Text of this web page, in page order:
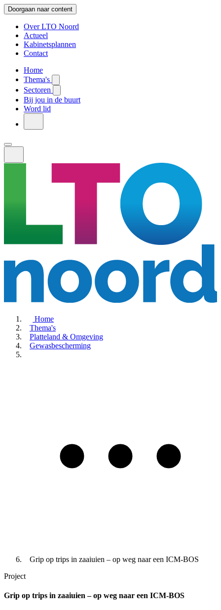
Doorgaan naar content
Over LTO Noord
Actueel
Kabinetsplannen
Contact
Home
Thema's
Sectoren
Bij jou in de buurt
Word lid
Home
Thema's
Platteland & Omgeving
Gewasbescherming
Grip op trips in zaaiuien – op weg naar een ICM-BOS
Project
Grip op trips in zaaiuien – op weg naar een ICM-BOS